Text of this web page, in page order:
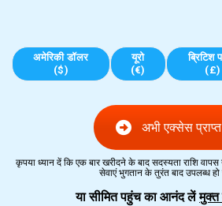
अमेरिकी डॉलर
($)
यूरो
(€)
ब्रिटिश
(£)
अभी एक्सेस
कृपया ध्यान दें कि एक बार खरीदने के बाद सदस्यता राशि
सेवाएं भुगतान के तुरंत बाद उपलब्ध हो
या सीमित पहुंच का आनंद लें